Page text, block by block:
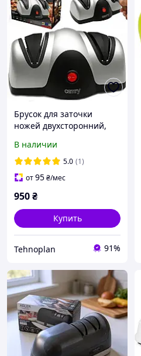
Брусок для заточки
ножей двухсторонний,
ножа, Ручное
приспособление для
заточки ножей Camry
(Польша), JAS
В наличии
5.0 (1)
от95₴/мес
950₴
Купить
Tehnoplan 91%